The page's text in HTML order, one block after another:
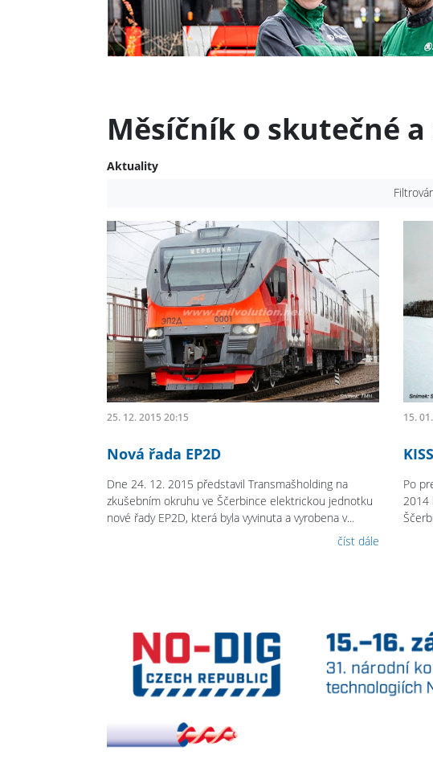
Měsíčník o skutečné
Aktuality
25. 12. 2015 20:15
Nová řada EP2D
Dne 24. 12. 2015 představil Transmašholding na
zkušebním okruhu ve Ščerbince elektrickou jednotku
nové řady EP2D, která byla vyvinuta a vyrobena v...
číst dále
15.
Po
2014